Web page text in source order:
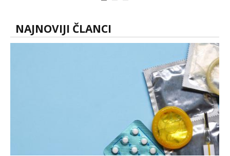
muskar...
NAJNOVIJI ČLANCI